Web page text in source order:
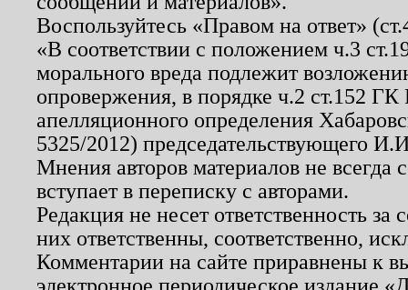
Воспользуйтесь «Правом на ответ»
«В соответствии с положением ч.3
морального вреда подлежит
опровержения, в порядке ч.2 ст.152
апелляционного определения
5325/2012) председательствующего
Мнения авторов материалов не
вступает в переписку с авторами.
Редакция не несет ответственность
них ответственны, соответственно,
Комментарии на сайте приравнены к
электронное периодическое издание